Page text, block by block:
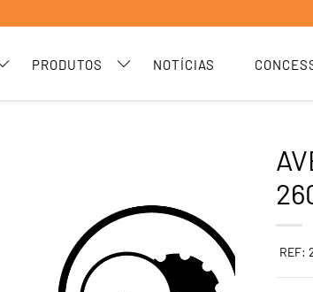
PRODUTOS NOTÍCIAS
REF: